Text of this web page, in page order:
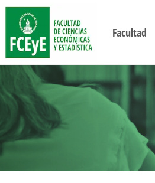
Facultad